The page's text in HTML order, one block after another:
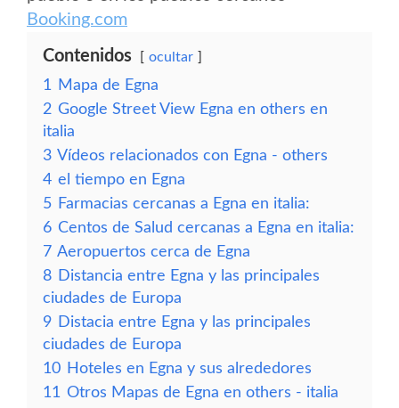
Booking.com
Contenidos ocultar
1
Mapa de Egna
2 Google Street View Egna en others en
italia
3 Vídeos relacionados con Egna - others
4 el tiempo en Egna
5 Farmacias cercanas a Egna en italia:
6 Centos de Salud cercanas a Egna en italia:
7 Aeropuertos cerca de Egna
8 Distancia entre Egna y las principales
ciudades de Europa
9 Distacia entre Egna y las principales
ciudades de Europa
10 Hoteles en Egna y sus alrededores
11 Otros Mapas de Egna en others - italia